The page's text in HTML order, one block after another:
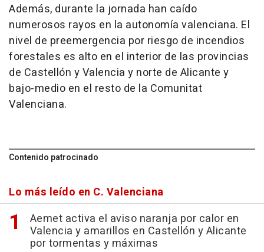
Además, durante la jornada han caído
numerosos rayos en la autonomía valenciana. El
nivel de preemergencia por riesgo de incendios
forestales es alto en el interior de las provincias
de Castellón y Valencia y norte de Alicante y
bajo-medio en el resto de la Comunitat
Valenciana.
Contenido patrocinado
Lo más leído en C. Valenciana
Aemet activa el aviso naranja por calor en
Valencia y amarillos en Castellón y Alicante
por tormentas y máximas